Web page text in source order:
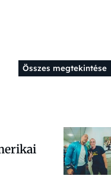
Összes megtekintése